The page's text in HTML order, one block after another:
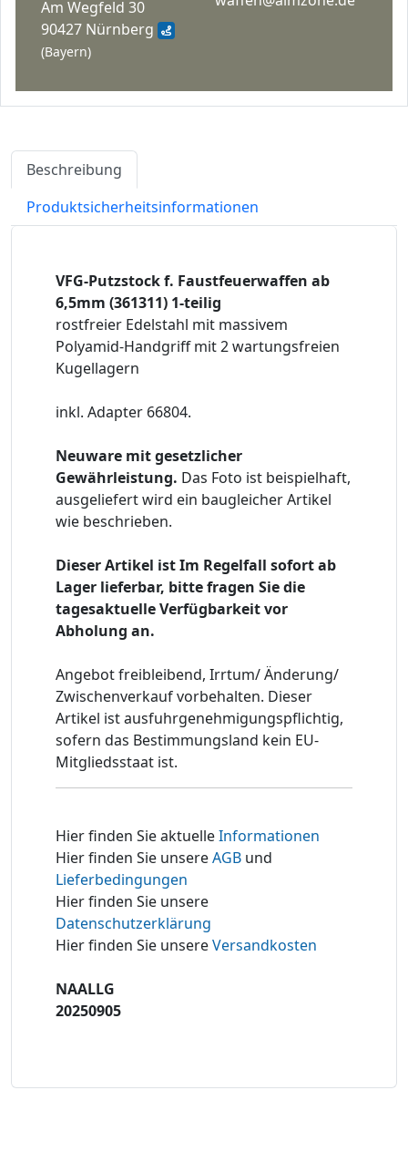
Am Wegfeld 30
90427 Nürnberg
(Bayern)
Beschreibung
Produktsicherheitsinformationen
VFG-Putzstock f. Faustfeuerwaffen ab
6,5mm (361311) 1-teilig
rostfreier Edelstahl mit massivem
Polyamid-Handgriff mit 2 wartungsfreien
Kugellagern
inkl. Adapter 66804.
Neuware mit gesetzlicher
Gewährleistung. Das Foto ist beispielhaft,
ausgeliefert wird ein baugleicher Artikel
wie beschrieben.
Dieser Artikel ist Im Regelfall sofort ab
Lager lieferbar, bitte fragen Sie die
tagesaktuelle Verfügbarkeit vor
Abholung an.
Angebot freibleibend, Irrtum/ Änderung/
Zwischenverkauf vorbehalten. Dieser
Artikel ist ausfuhrgenehmigungspflichtig,
sofern das Bestimmungsland kein EU-
Mitgliedsstaat ist.
Hier finden Sie aktuelleInformationen
Hier finden Sie unsereAGB und
Lieferbedingungen
Hier finden Sie unsere
Datenschutzerklärung
Hier finden Sie unsereVersandkosten
NAALLG
20250905